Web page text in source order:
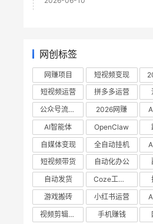
网创标签
网赚项目 短视频变现
短视频运营
拼多多运营
公众号流量主
2026网赚
AI智能体
OpenClaw
自媒体变现
全自动挂机
短视频带货
自动化办公
自动发货
Coze工作流
游戏搬砖
小红书运营
视频剪辑教程
手机赚钱